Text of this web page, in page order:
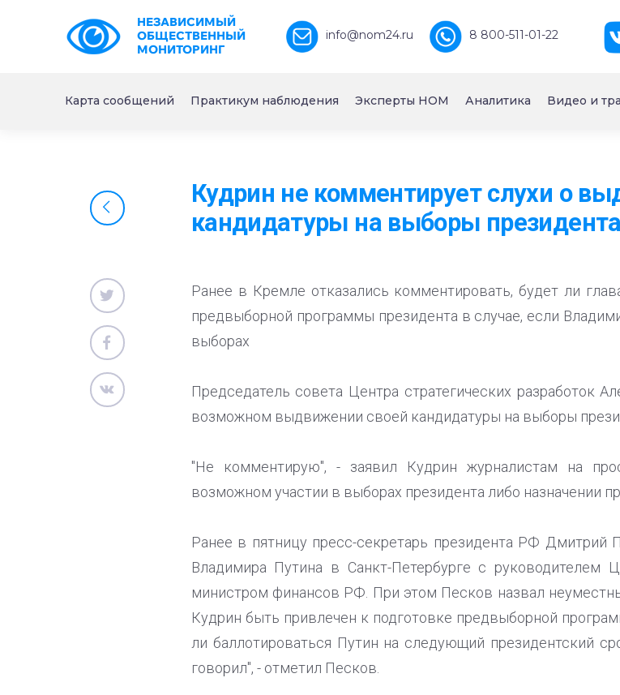
НЕЗАВИСИМЫЙ
ОБЩЕСТВЕННЫЙ
МОНИТОРИНГ
info@nom24.ru 8 800-511-01-22
Карта сообщений Практикум наблюдения Эксперты НОМ Аналитика Видео и
Кудрин не комментирует слухи о
кандидатуры на выборы
Ранее в Кремле отказались комментировать, будет ли
предвыборной программы президента в случае, если
выборах
Председатель совета Центра стратегических разработок
возможном выдвижении своей кандидатуры на выборы
"Не комментирую", - заявил Кудрин журналистам на
возможном участии в выборах президента либо назначении
Ранее в пятницу пресс-секретарь президента РФ Дмитрий
Владимира Путина в Санкт-Петербурге с руководителем
министром финансов РФ. При этом Песков назвал
Кудрин быть привлечен к подготовке предвыборной
ли баллотироваться Путин на следующий президентский
говорил", - отметил Песков.